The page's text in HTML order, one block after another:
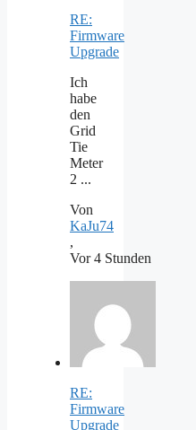
RE:
Firmware
Upgrade
Ich
habe
den
Grid
Tie
Meter
2 ...
Von
KaJu74
,
Vor 4 Stunden
RE:
Firmware
Upgrade